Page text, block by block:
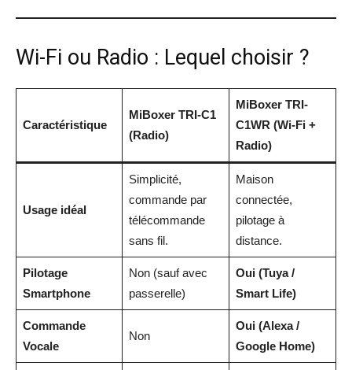
Wi-Fi ou Radio : Lequel choisir ?
Caractéristique
MiBoxer TRI-C1
(Radio)
MiBoxer TRI-
C1WR (Wi-Fi +
Radio)
Usage idéal
Simplicité,
commande par
télécommande
sans fil.
Maison
connectée,
pilotage à
distance.
Pilotage
Smartphone
Non (sauf avec
passerelle)
Oui (Tuya /
Smart Life)
Commande
Vocale
Non
Oui (Alexa /
Google Home)